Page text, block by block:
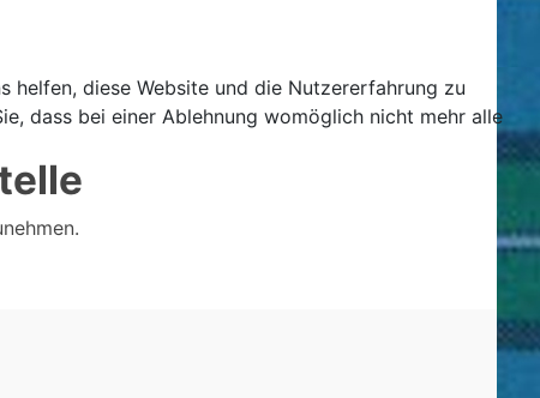
helfen, diese Website und die Nutzererfahrung zu
dass bei einer Ablehnung womöglich nicht mehr alle